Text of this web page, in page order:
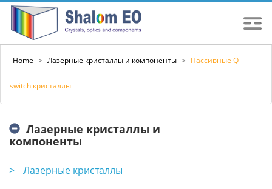
Home > Лазерные кристаллы и компоненты > Пассивные Q-
switch кристаллы
Лазерные кристаллы и
компоненты
>
Лазерные кристаллы